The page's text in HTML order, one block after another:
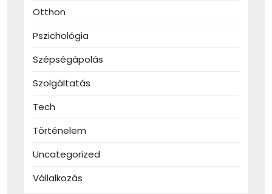
Otthon
Pszichológia
Szépségápolás
Szolgáltatás
Tech
Történelem
Uncategorized
Vállalkozás